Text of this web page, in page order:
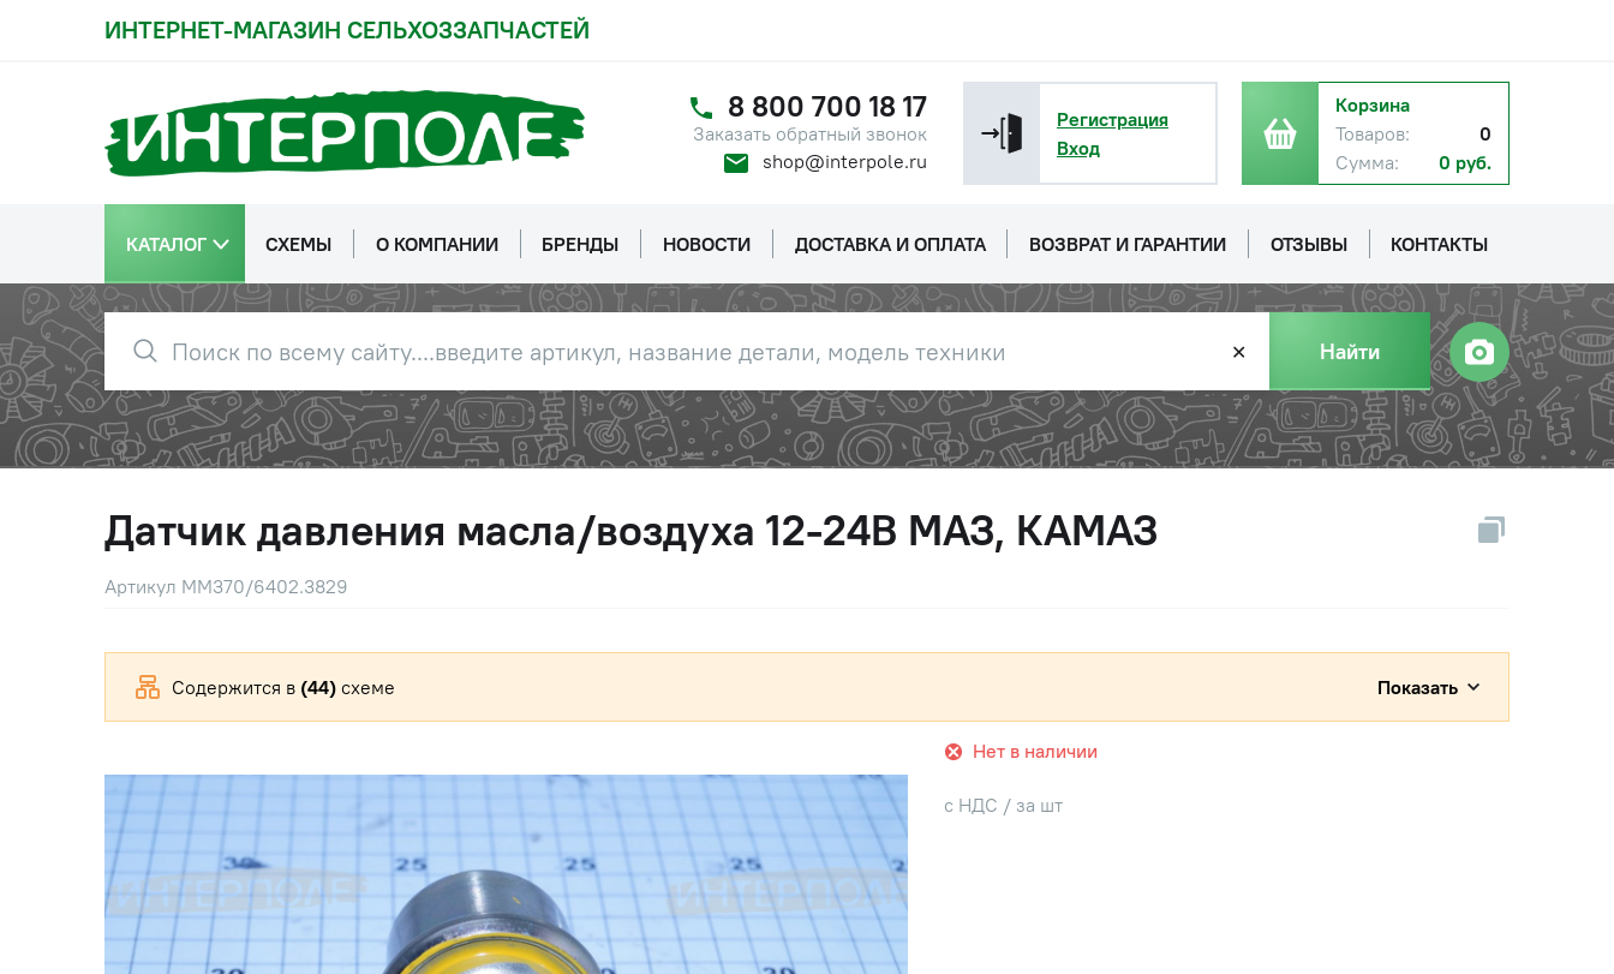
ИНТЕРНЕТ-МАГАЗИН СЕЛЬХОЗЗАПЧАСТЕЙ
8 800 700 18 17
Заказать обратный звонок
shop@interpole.ru
Регистрация
Вход
Корзина
Товаров:
0
Сумма:
0 руб.
КАТАЛОГ СХЕМЫ О КОМПАНИИ БРЕНДЫ НОВОСТИ ДОСТАВКА И ОПЛАТА ВОЗВРАТ И ГАРАНТИИ ОТЗЫВЫ КОНТАКТЫ
✕ Найти
Датчик давления масла/воздуха 12-24В МАЗ, КАМАЗ
Артикул ММ370/6402.3829
Нет в наличии
с НДС / за шт
Содержится в (44) схеме Показать